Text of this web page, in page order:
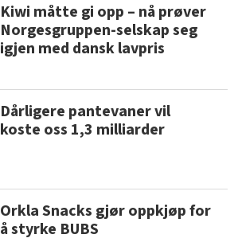
Kiwi måtte gi opp – nå prøver
Norgesgruppen-selskap seg
igjen med dansk lavpris
Dårligere pantevaner vil
koste oss 1,3 milliarder
Orkla Snacks gjør oppkjøp for
å styrke BUBS